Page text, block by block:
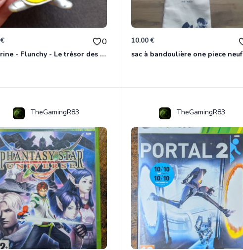
0
Figurine - Flunchy - Le trésor des templiers
10.00 €
sac à bandoulière one piece neuf
TheGamingR83 TheGamingR83